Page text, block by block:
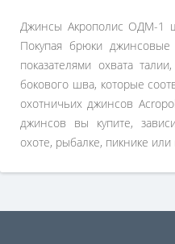
Джинсы Акрополис ОДМ-1
Покупая брюки джинсовые
показателями охвата
бокового шва, которые
охотничьих джинсов
джинсов вы купите,
охоте, рыбалке, пикнике